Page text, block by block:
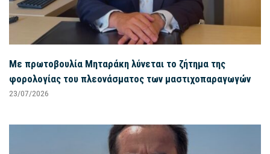
Με πρωτοβουλία Μηταράκη λύνεται το ζήτημα της
φορολογίας του πλεονάσματος των μαστιχοπαραγωγών
23/07/2026